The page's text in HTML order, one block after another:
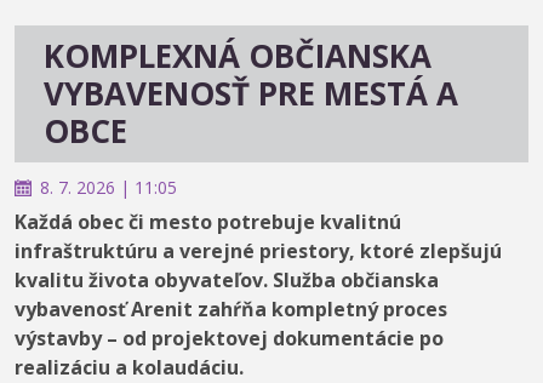
KOMPLEXNÁ OBČIANSKA
VYBAVENOSŤ PRE MESTÁ A
OBCE
8. 7. 2026 | 11:05
Každá obec či mesto potrebuje kvalitnú
infraštruktúru a verejné priestory, ktoré zlepšujú
kvalitu života obyvateľov. Služba občianska
vybavenosť Arenit zahŕňa kompletný proces
výstavby – od projektovej dokumentácie po
realizáciu a kolaudáciu.